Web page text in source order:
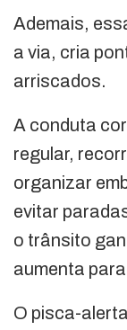
Ademais,
a via, cria
arriscados.
A conduta
regular,
organizar
evitar
o trânsito
aumenta
O pisca-